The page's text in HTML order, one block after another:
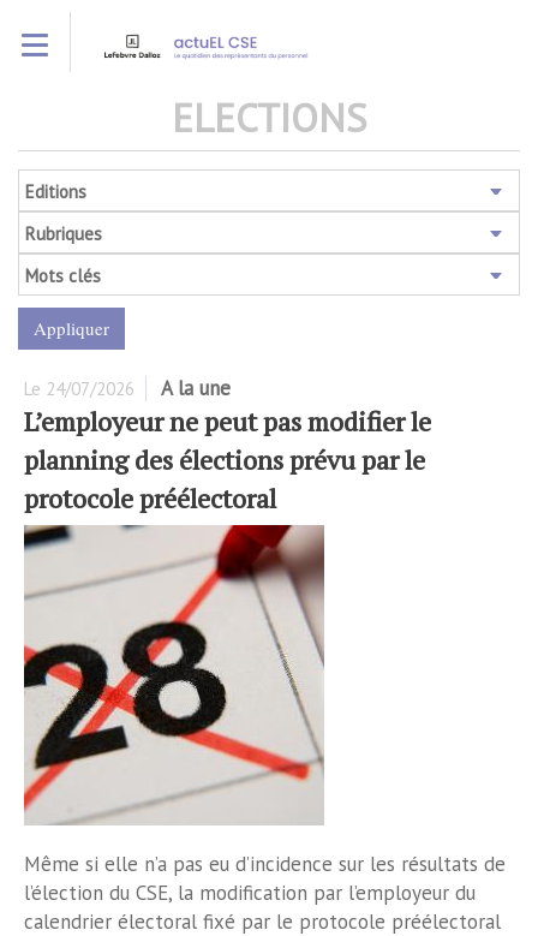
contenu
ELECTIONS
Editions
Rubriques
Mots clés
Le 24/07/2026 A la une
L’employeur ne peut pas modifier le
planning des élections prévu par le
protocole préélectoral
Même si elle n’a pas eu d’incidence sur les résultats de
l’élection du CSE, la modification par l’employeur du
calendrier électoral fixé par le protocole préélectoral